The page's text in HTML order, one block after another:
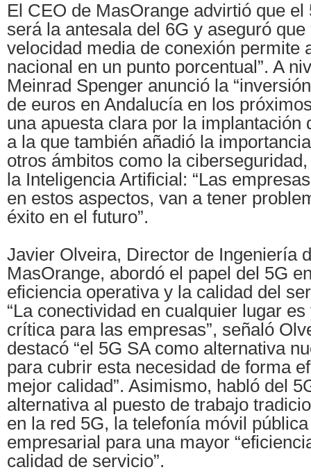
El CEO de MasOrange advirtió que el
será la antesala del 6G y aseguró que
velocidad media de conexión permite
nacional en un punto porcentual”. A
Meinrad Spenger anunció la
de euros en Andalucía en los
una apuesta clara por la implantación
a la que también añadió la
otros ámbitos como la
la Inteligencia Artificial: “Las
en estos aspectos, van a tener
éxito en el futuro”.
Javier Olveira, Director de Ingeniería
MasOrange, abordó el papel del 5G
eficiencia operativa y la calidad del
“La conectividad en cualquier lugar
crítica para las empresas”, señaló
destacó “el 5G SA como alternativa
para cubrir esta necesidad de forma
mejor calidad”. Asimismo, habló del
alternativa al puesto de trabajo
en la red 5G, la telefonía móvil
empresarial para una mayor
calidad de servicio”.